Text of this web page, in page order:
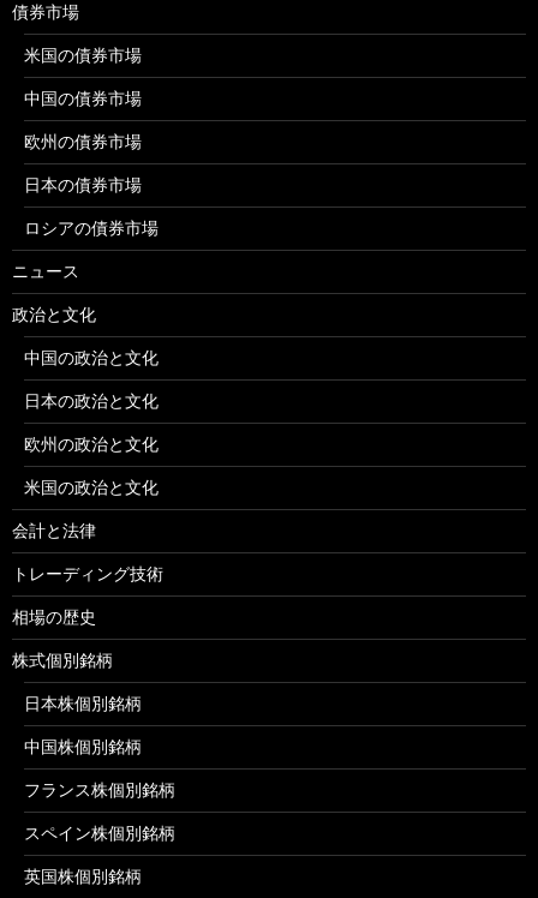
債券市場
米国の債券市場
中国の債券市場
欧州の債券市場
日本の債券市場
ロシアの債券市場
ニュース
政治と文化
中国の政治と文化
日本の政治と文化
欧州の政治と文化
米国の政治と文化
会計と法律
トレーディング技術
相場の歴史
株式個別銘柄
日本株個別銘柄
中国株個別銘柄
フランス株個別銘柄
スペイン株個別銘柄
英国株個別銘柄